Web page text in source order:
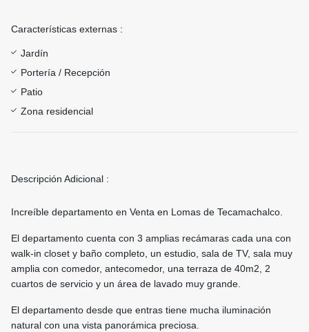
Características externas :
Jardín
Portería / Recepción
Patio
Zona residencial
Descripción Adicional :
Increíble departamento en Venta en Lomas de Tecamachalco.
El departamento cuenta con 3 amplias recámaras cada una con
walk-in closet y baño completo, un estudio, sala de TV, sala muy
amplia con comedor, antecomedor, una terraza de 40m2, 2
cuartos de servicio y un área de lavado muy grande.
El departamento desde que entras tiene mucha iluminación
natural con una vista panorámica preciosa.